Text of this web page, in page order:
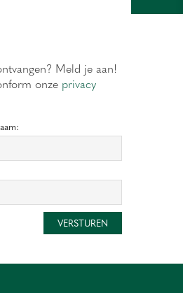
Meld je aan!
onze privacy